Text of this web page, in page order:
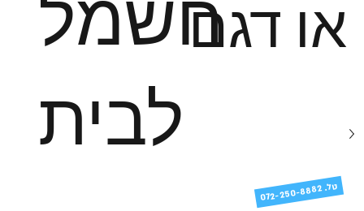
או דגם
לבית
072-250-8882 .טל